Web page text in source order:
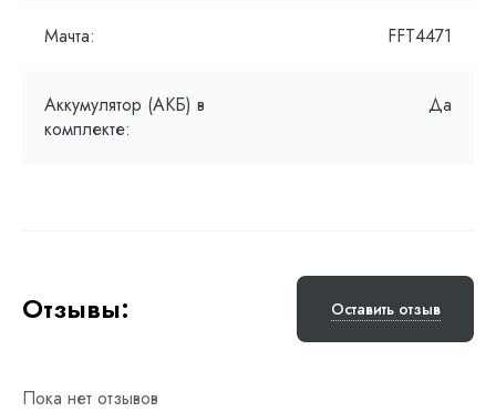
Мачта: FFT4471
Аккумулятор (АКБ) в
комплекте:
Да
Отзывы: Оставить отзыв
Пока нет отзывов